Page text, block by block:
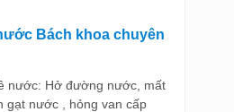
Bách khoa chuyên
nước: Hở đường nước, mất
gạt nước , hỏng van cấp